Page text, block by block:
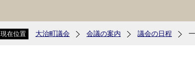
現在位置 大治町議会 会議の案内 議会の日程